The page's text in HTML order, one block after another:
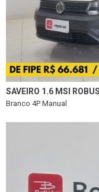
SAVEIRO 1.6 MSI
Branco 4P Manual